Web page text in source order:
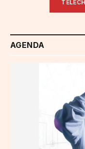
AGENDA